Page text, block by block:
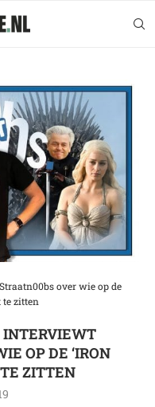
over wie op de
te zitten
OP DE ‘IRON
ZITTEN